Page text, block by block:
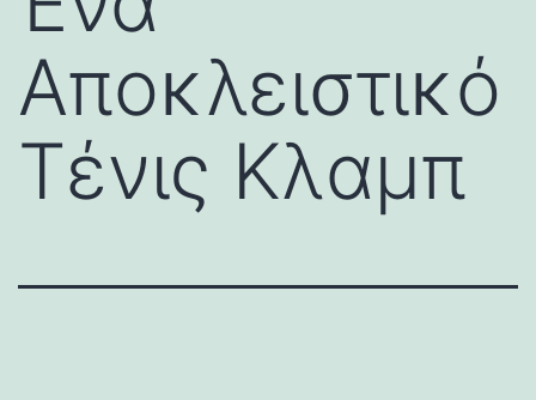
Αποκλειστικό
Τένις Κλαμπ